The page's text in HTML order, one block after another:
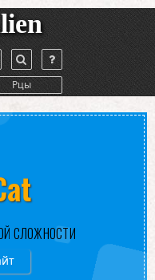
Рцы
СЛОЖНОСТИ